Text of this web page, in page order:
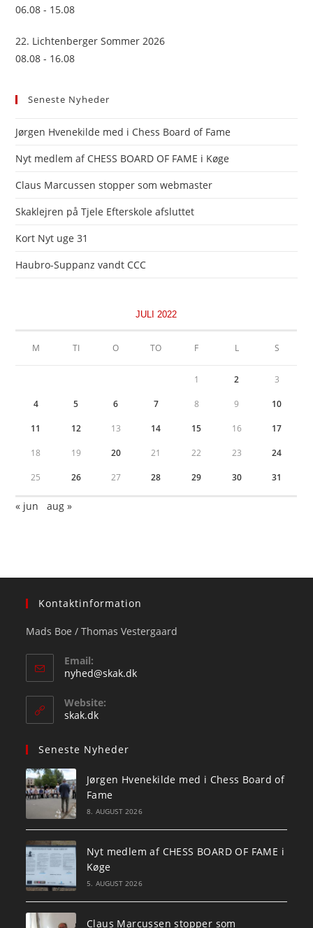
06.08 - 15.08
22. Lichtenberger Sommer 2026
08.08 - 16.08
Seneste Nyheder
Jørgen Hvenekilde med i Chess Board of Fame
Nyt medlem af CHESS BOARD OF FAME i Køge
Claus Marcussen stopper som webmaster
Skaklejren på Tjele Efterskole afsluttet
Kort Nyt uge 31
Haubro-Suppanz vandt CCC
JULI 2022
M TI O TO F L S
1 2 3
4 5 6 7 8 9 10
11 12 13 14 15 16 17
18 19 20 21 22 23 24
25 26 27 28 29 30 31
« jun aug »
Kontaktinformation
Mads Boe / Thomas Vestergaard
Email:
nyhed@skak.dkOpens
Website:
skak.dk
Seneste Nyheder
Jørgen Hvenekilde med i Chess Board of
Fame
8. AUGUST 2026
Nyt medlem af CHESS BOARD OF FAME i
Køge
5. AUGUST 2026
Claus Marcussen stopper som